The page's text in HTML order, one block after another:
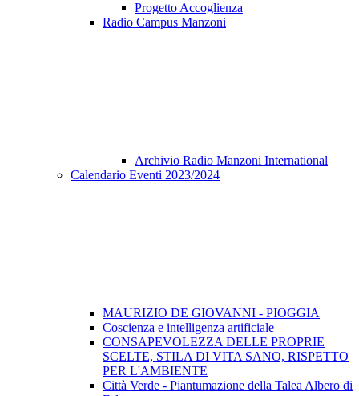
Progetto Accoglienza
Radio Campus Manzoni
Archivio Radio Manzoni International
Calendario Eventi 2023/2024
MAURIZIO DE GIOVANNI - PIOGGIA
Coscienza e intelligenza artificiale
CONSAPEVOLEZZA DELLE PROPRIE
SCELTE, STILA DI VITA SANO, RISPETTO
PER L'AMBIENTE
Città Verde - Piantumazione della Talea Albero di